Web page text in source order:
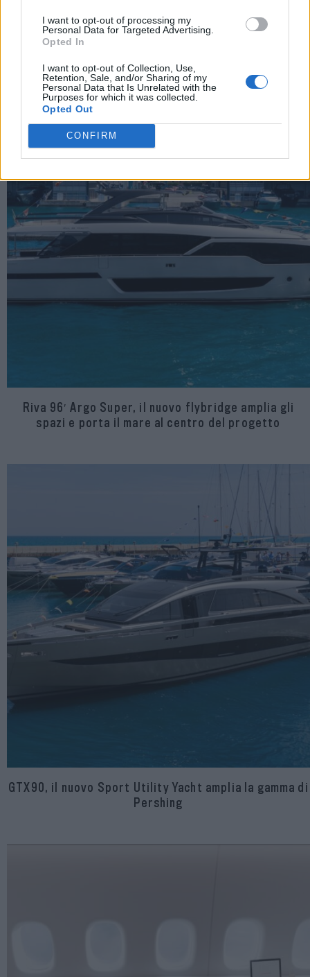
I want to opt-out of processing my
Personal Data for Targeted Advertising.
Opted In
I want to opt-out of Collection, Use,
Retention, Sale, and/or Sharing of my
Personal Data that Is Unrelated with the
Purposes for which it was collected.
Opted Out
CONFIRM
Riva 96′ Argo Super, il nuovo flybridge amplia gli
spazi e porta il mare al centro del progetto
GTX90, il nuovo Sport Utility Yacht amplia la gamma di
Pershing